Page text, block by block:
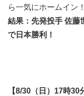
ら一気にホームイン
結果 ：先発投手 佐
で日本勝利！
【8/30（日）17時